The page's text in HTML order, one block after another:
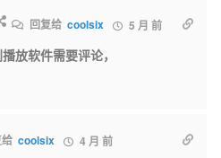
回复给 coolsix 5 月 前
放软件需要评论，
给coolsix 4 月 前